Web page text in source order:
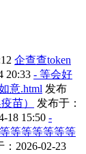
企查查token
20:33 - 等会好
意.html 发布
苗）
发布于：
18 15:50 -
等等等等等等
：2026-02-23